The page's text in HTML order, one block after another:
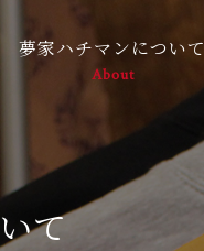
夢家ハチマンについて
About
て